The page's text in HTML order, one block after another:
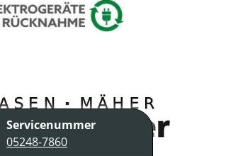
Servicenummer
05248-7860